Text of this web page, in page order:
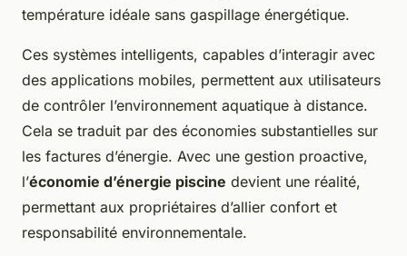
température idéale sans gaspillage énergétique.
Ces systèmes intelligents, capables d’interagir avec
des applications mobiles, permettent aux utilisateurs
de contrôler l’environnement aquatique à distance.
Cela se traduit par des économies substantielles sur
les factures d’énergie. Avec une gestion proactive,
l’économie d’énergie piscine devient une réalité,
permettant aux propriétaires d’allier confort et
responsabilité environnementale.